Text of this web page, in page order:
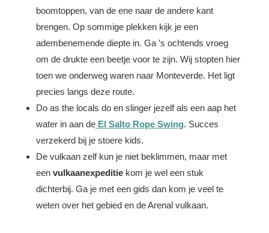
boomtoppen, van de ene naar de andere kant
brengen. Op sommige plekken kijk je een
adembenemende diepte in. Ga ’s ochtends vroeg
om de drukte een beetje voor te zijn. Wij stopten hier
toen we onderweg waren naar Monteverde. Het ligt
precies langs deze route.
Do as the locals do en slinger jezelf als een aap het
water in aan deEl Salto Rope Swing. Succes
verzekerd bij je stoere kids.
De vulkaan zelf kun je niet beklimmen, maar met
een vulkaanexpeditiekom je wel een stuk
dichterbij. Ga je met een gids dan kom je veel te
weten over het gebied en de Arenal vulkaan.